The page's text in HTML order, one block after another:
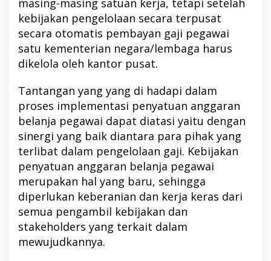
masing-masing satuan kerja, tetapi setelah
kebijakan pengelolaan secara terpusat
secara otomatis pembayan gaji pegawai
satu kementerian negara/lembaga harus
dikelola oleh kantor pusat.
Tantangan yang yang di hadapi dalam
proses implementasi penyatuan anggaran
belanja pegawai dapat diatasi yaitu dengan
sinergi yang baik diantara para pihak yang
terlibat dalam pengelolaan gaji. Kebijakan
penyatuan anggaran belanja pegawai
merupakan hal yang baru, sehingga
diperlukan keberanian dan kerja keras dari
semua pengambil kebijakan dan
stakeholders yang terkait dalam
mewujudkannya.